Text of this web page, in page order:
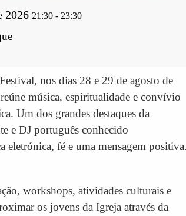
2026 21:30 - 23:30
nos dias 28 e 29 de agosto de
música, espiritualidade e convívio
Um dos grandes destaques da
e DJ português conhecido
eletrónica, fé e uma mensagem
workshops, atividades culturais e
os jovens da Igreja através da